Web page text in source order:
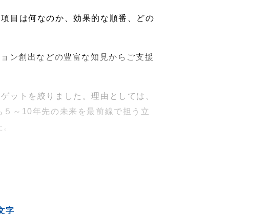
目は何なのか、効果的な順番、どの
ン創出などの豊富な知見からご支援
ットを絞りました。理由としては、
～10年先の未来を最前線で担う立
字